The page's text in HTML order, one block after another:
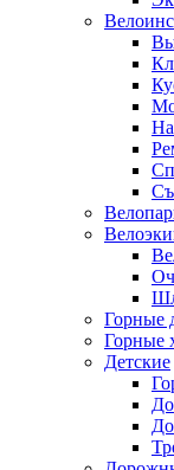
Горные
Горные
Детские